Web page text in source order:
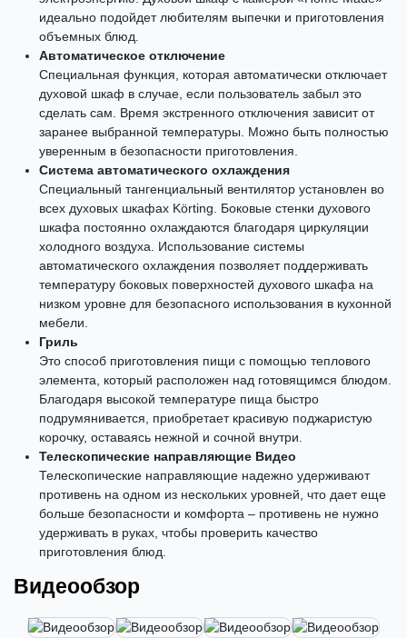
идеально подойдет любителям выпечки и приготовления
объемных блюд.
Автоматическое отключение
Специальная функция, которая автоматически отключает
духовой шкаф в случае, если пользователь забыл это
сделать сам. Время экстренного отключения зависит от
заранее выбранной температуры. Можно быть полностью
уверенным в безопасности приготовления.
Система автоматического охлаждения
Специальный тангенциальный вентилятор установлен во
всех духовых шкафах Körting. Боковые стенки духового
шкафа постоянно охлаждаются благодаря циркуляции
холодного воздуха. Использование системы
автоматического охлаждения позволяет поддерживать
температуру боковых поверхностей духового шкафа на
низком уровне для безопасного использования в кухонной
мебели.
Гриль
Это способ приготовления пищи с помощью теплового
элемента, который расположен над готовящимся блюдом.
Благодаря высокой температуре пища быстро
подрумянивается, приобретает красивую поджаристую
корочку, оставаясь нежной и сочной внутри.
Телескопические направляющие Видео
Телескопические направляющие надежно удерживают
противень на одном из нескольких уровней, что дает еще
больше безопасности и комфорта – противень не нужно
удерживать в руках, чтобы проверить качество
приготовления блюд.
Видеообзор